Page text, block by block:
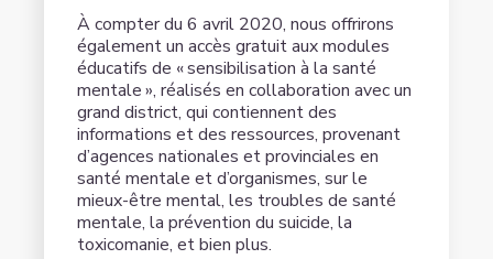
À compter du 6 avril 2020, nous offrirons
également un accès gratuit aux modules
éducatifs de « sensibilisation à la santé
mentale », réalisés en collaboration avec un
grand district, qui contiennent des
informations et des ressources, provenant
d’agences nationales et provinciales en
santé mentale et d’organismes, sur le
mieux-être mental, les troubles de santé
mentale, la prévention du suicide, la
toxicomanie, et bien plus.